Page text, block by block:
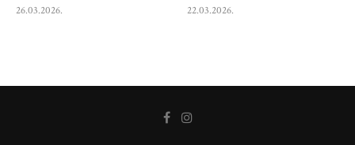
26.03.2026. 22.03.2026.